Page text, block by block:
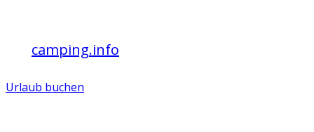
camping.info
Urlaub buchen